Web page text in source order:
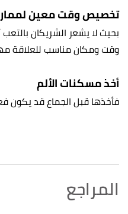
تخصيص وقت معين
بحيث لا يشعر الشريكان
وقت ومكان مناسب للعلاقة
أخذ مسكنات الألم
فأخذها قبل الجماع قد يكون
المراجع